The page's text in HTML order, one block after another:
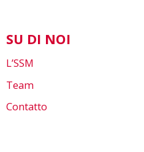
SU DI NOI
L’SSM
Team
Contatto